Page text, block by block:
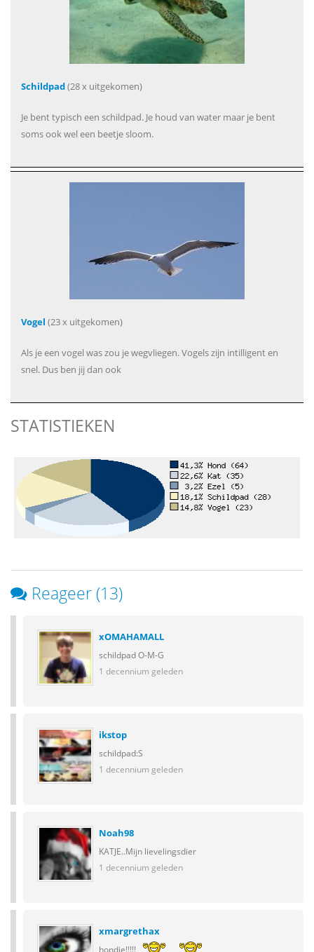
Schildpad(28 x uitgekomen)
Je bent typisch een schildpad. Je houd van water maar je bent
soms ook wel een beetje sloom.
Vogel (23 x uitgekomen)
Als je een vogel was zou je wegvliegen. Vogels zijn intilligent en
snel. Dus ben jij dan ook
STATISTIEKEN
Reageer (13)
xOMAHAMALL
schildpad O-M-G
1 decennium geleden
ikstop
schildpad:S
1 decennium geleden
Noah98
KATJE..Mijn lievelingsdier
1 decennium geleden
xmargrethax
hondje!!!!!